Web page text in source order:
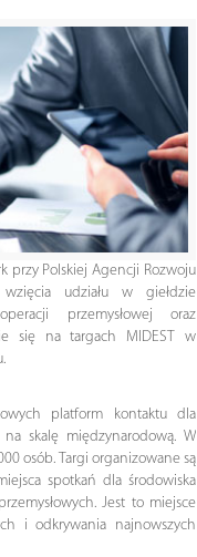
przy Polskiej Agencji Rozwoju
wzięcia udziału w giełdzie
przemysłowej oraz
się na targach MIDEST w
platform kontaktu dla
skalę międzynarodową. W
osób. Targi organizowane są
spotkań dla środowiska
Jest to miejsce
i odkrywania najnowszych